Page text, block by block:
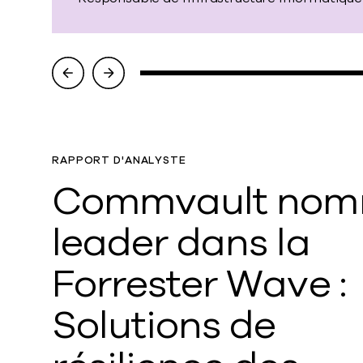
RAPPORT D'ANALYSTE
Commvault
leader dans la
Forrester Wave :
Solutions de